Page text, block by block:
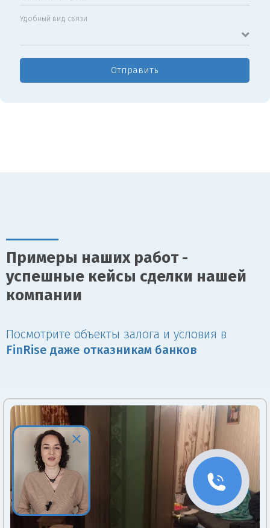
Удобный вид связи
Отправить
Примеры наших работ -
успешные кейсы сделки нашей
компании
Посмотрите объекты залога и условия в
Fin Rise даже отказникам банков